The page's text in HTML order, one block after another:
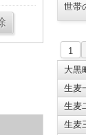
世帯
1
大黒
生麦
生麦
生麦